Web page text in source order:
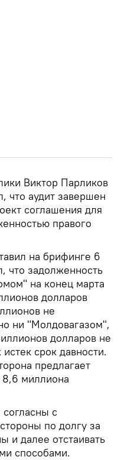
Виктор Парликов
что аудит завершен
соглашения для
правого
на брифинге 6
что задолженность
на конец марта
долларов
не
ни "Молдовагазом",
долларов не
срок давности.
предлагает
8,6 миллиона
с
по долгу за
и далее отстаивать
способами.